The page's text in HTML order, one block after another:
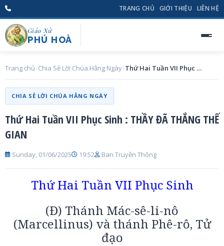
TRANG CHỦ GIỚI THIỆU LIÊN HỆ
Giáo Xứ
PHÚ HOÀ
Trang chủ Chia Sẻ Lời Chúa Hằng Ngày Thứ Hai Tuần VII Phục Sinh : THẦY ĐÃ THẮNG THẾ GIAN
CHIA SẺ LỜI CHÚA HẰNG NGÀY
Thứ Hai Tuần VII Phục Sinh : THẦY ĐÃ THẮNG THẾ
GIAN
Sunday, 01/06/2025 19:52 Ban Truyền Thông
Thứ Hai Tuần VII Phục Sinh
(Đ) Thánh Mác-sê-li-nô
(Marcellinus) và thánh Phê-rô, Tử
đạo